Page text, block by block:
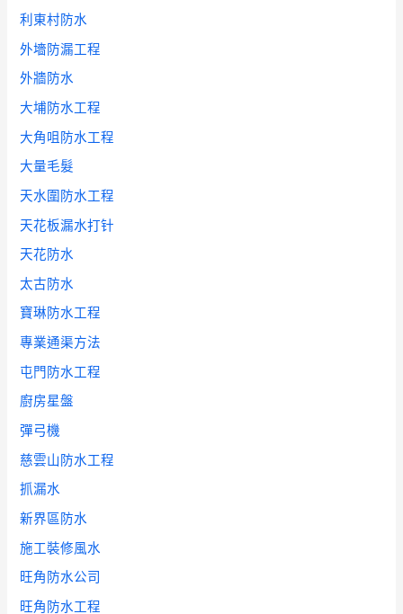
利東村防水
外墻防漏工程
外牆防水
大埔防水工程
大角咀防水工程
大量毛髮
天水圍防水工程
天花板漏水打针
天花防水
太古防水
寶琳防水工程
專業通渠方法
屯門防水工程
廚房星盤
彈弓機
慈雲山防水工程
抓漏水
新界區防水
施工裝修風水
旺角防水公司
旺角防水工程